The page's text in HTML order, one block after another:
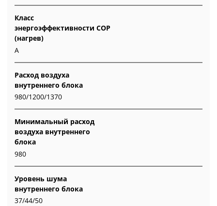
Класс
энергоэффективности COP
(нагрев)
A
Расход воздуха
внутреннего блока
980/1200/1370
Минимальный расход
воздуха внутреннего
блока
980
Уровень шума
внутреннего блока
37/44/50